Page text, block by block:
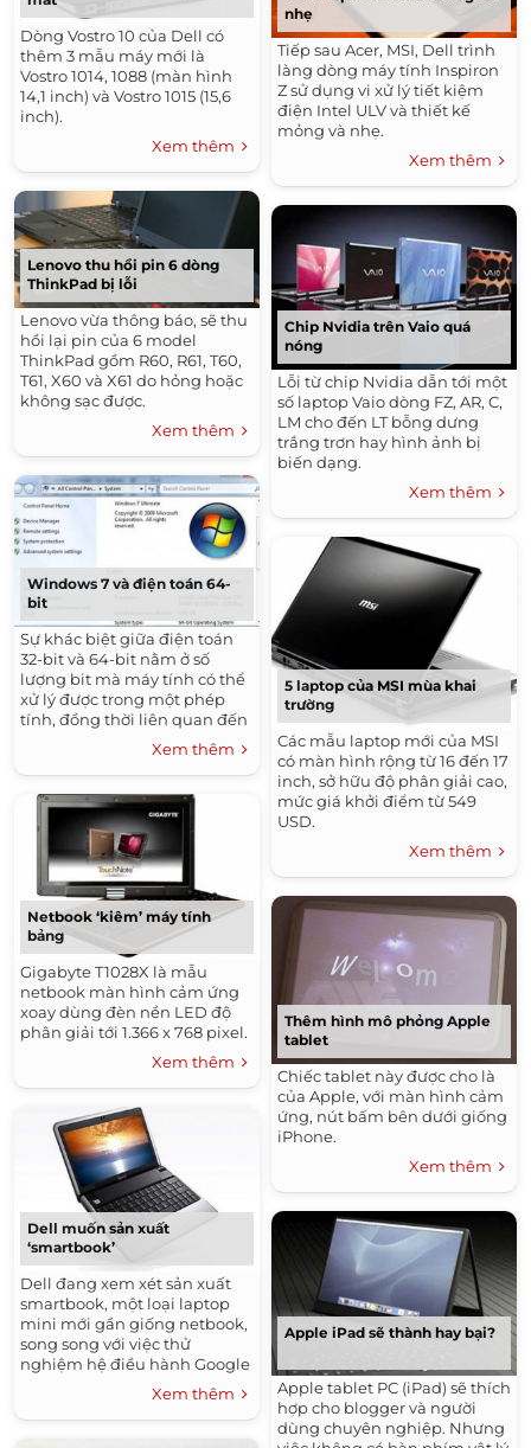
Dòng Vostro 10 của Dell có
thêm 3 mẫu máy mới là
Vostro 1014, 1088 (màn hình
14,1 inch) và Vostro 1015 (15,6
inch).
Xem thêm
Lenovo thu hồi pin 6 dòng
ThinkPad bị lỗi
Lenovo vừa thông báo, sẽ thu
hồi lại pin của 6 model
ThinkPad gồm R60, R61, T60,
T61, X60 và X61 do hỏng hoặc
không sạc được.
Xem thêm
Windows 7 và điện toán 64-
bit
Sự khác biệt giữa điện toán
32-bit và 64-bit nằm ở số
lượng bit mà máy tính có thể
xử lý được trong một phép
tính, đồng thời liên quan đến
dung lượng bộ nhớ RAM.
Xem thêm
Netbook ‘kiêm’ máy tính
bảng
Gigabyte T1028X là mẫu
netbook màn hình cảm ứng
xoay dùng đèn nền LED độ
phân giải tới 1.366 x 768 pixel.
Xem thêm
Dell muốn sản xuất
‘smartbook’
Dell đang xem xét sản xuất
smartbook, một loại laptop
mini mới gần giống netbook,
song song với việc thử
nghiệm hệ điều hành Google
Xem thêm
nhẹ
Tiếp sau Acer, MSI, Dell trình
làng dòng máy tính Inspiron
Z sử dụng vi xử lý tiết kiệm
điện Intel ULV và thiết kế
mỏng và nhẹ.
Xem thêm
Chip Nvidia trên Vaio quá
nóng
Lỗi từ chip Nvidia dẫn tới một
số laptop Vaio dòng FZ, AR, C,
LM cho đến LT bỗng dưng
trắng trơn hay hình ảnh bị
biến dạng.
Xem thêm
5 laptop của MSI mùa khai
trường
Các mẫu laptop mới của MSI
có màn hình rộng từ 16 đến 17
inch, sở hữu độ phân giải cao,
mức giá khởi điểm từ 549
USD.
Xem thêm
Thêm hình mô phỏng Apple
tablet
Chiếc tablet này được cho là
của Apple, với màn hình cảm
ứng, nút bấm bên dưới giống
iPhone.
Xem thêm
Apple iPad sẽ thành hay bại?
Apple tablet PC (iPad) sẽ thích
hợp cho blogger và người
dùng chuyên nghiệp. Nhưng